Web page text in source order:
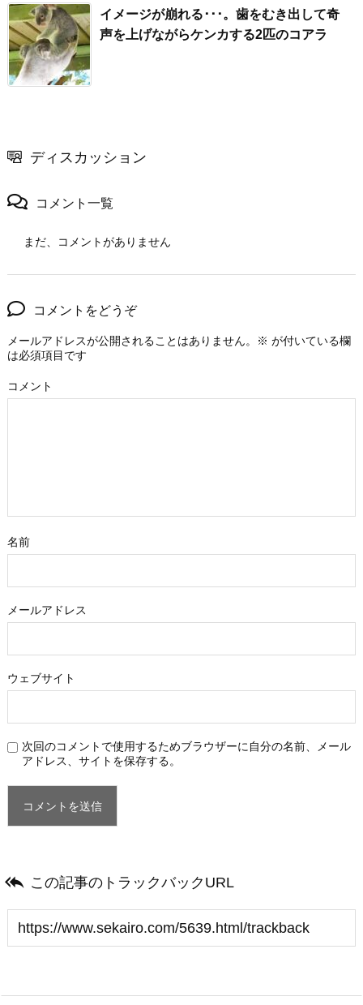
イメージが崩れる･･･。歯をむき出して奇
声を上げながらケンカする2匹のコアラ
ディスカッション
コメント一覧
まだ、コメントがありません
コメントをどうぞ
メールアドレスが公開されることはありません。 ※ が付いている欄
は必須項目です
コメント
名前
メールアドレス
ウェブサイト
次回のコメントで使用するためブラウザーに自分の名前、メール
アドレス、サイトを保存する。
 この記事のトラックバックURL